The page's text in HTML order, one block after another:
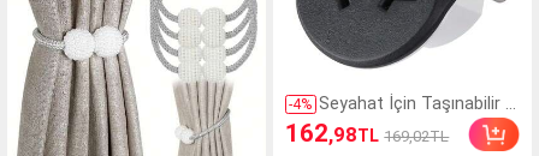
-4% Seyahat İçin Taşınabilir Ul
uslararası Güç Adaptörü,
Avrupa Prizlerine Evrense
162,98TL 169,02TL